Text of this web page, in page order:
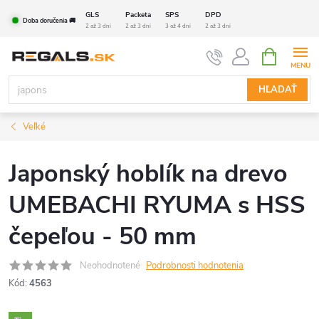
Doba doručenia 🚚
GLS Packeta SPS DPD
2 až 3 dni 2 až 3 dni 3 až 4 dni 2 až 3 dni
HĽADAŤ
KOŠÍK
Veľké
Japonský hoblík na drevo
UMEBACHI RYUMA s HSS
čepeľou - 50 mm
Neohodnotené Podrobnosti hodnotenia
Kód: 4563